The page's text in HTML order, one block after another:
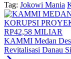
Tag: Jokowi Mania
KAMMI Medan
Revitalisasi Danau